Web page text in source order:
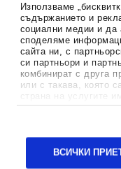
Използваме
съдържанието и
социални медии и
споделяме
сайта ни, с
си партньори и
комбинират с друга
или с такава, която
страна на услугите
тук.
ВСИЧКИ
профилактика,
Консултирайте се с
приемате лекарства
преди да използвате
стремим да ви
имате някакви въпроси